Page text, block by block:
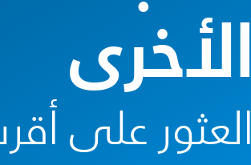
الأخرى
العثور على